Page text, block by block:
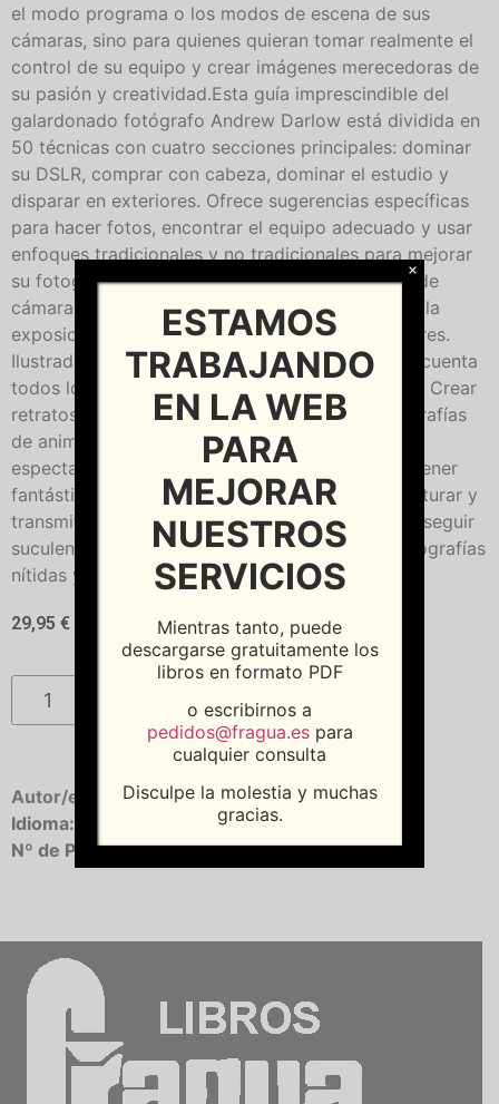
el modo programa o los modos de escena de sus
cámaras, sino para quienes quieran tomar realmente el
control de su equipo y crear imágenes merecedoras de
su pasión y creatividad.Esta guía imprescindible del
galardonado fotógrafo Andrew Darlow está dividida en
50 técnicas con cuatro secciones principales: dominar
su DSLR, comprar con cabeza, dominar el estudio y
disparar en exteriores. Ofrece sugerencias específicas
para hacer fotos, encontrar el equipo adecuado y usar
enfoques tradicionales y no tradicionales para mejorar
su fotografía. Está dirigida a todos los usuarios de
cámaras con capacidad de ajustar manualmente la
exposición, la apertura, el ISO y funciones similares.
Ilustrada con más de 250 fotografías, esta obra cuenta
todos los consejos técnicos que le enseñarán a:* Crear
retratos espontáneos y formales* Realizar fotografías
de animales con calidad profesional* Fotografiar
espectaculares paisajes urbanos nocturnos* Obtener
fantásticas imágenes de fuegos artificiales* Capturar y
transmitir el movimiento en sus fotografías* Conseguir
suculentas imágenes gastronómicas* Lograr fotografías
nítidas y sin reflejos a través del cristal
29,95 €
Añadir al carrito
Autor/es:
Darlow, Andrew
Idioma:
Nº de Páginas:256
ESTAMOS
TRABAJANDO
EN LA WEB
PARA
MEJORAR
NUESTROS
SERVICIOS
Mientras tanto, puede
descargarse gratuitamente los
libros en formato PDF
o escribirnos a
pedidos@fragua.espara
cualquier consulta
Disculpe la molestia y muchas
gracias.
×